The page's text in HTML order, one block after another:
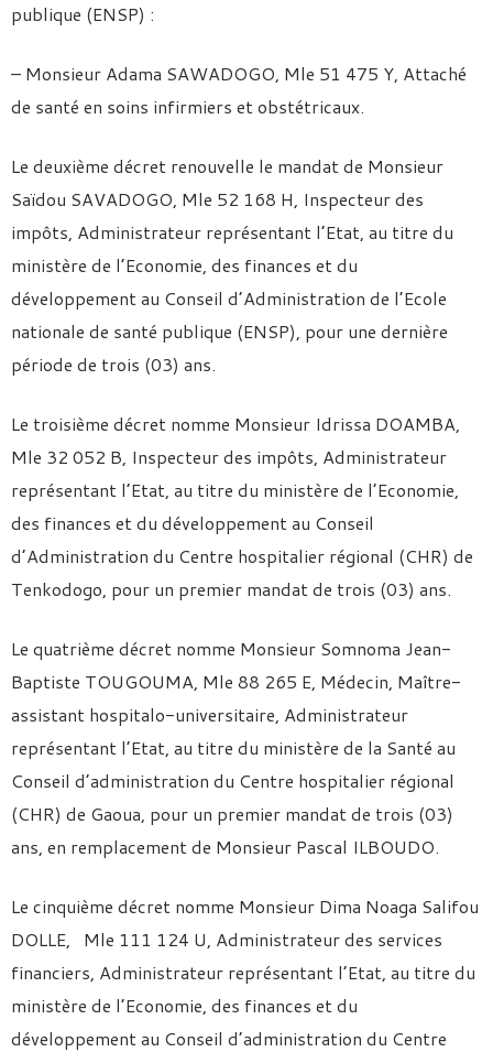
publique (ENSP) :
– Monsieur Adama SAWADOGO, Mle 51 475 Y, Attaché
de santé en soins infirmiers et obstétricaux.
Le deuxième décret renouvelle le mandat de Monsieur
Saïdou SAVADOGO, Mle 52 168 H, Inspecteur des
impôts, Administrateur représentant l’Etat, au titre du
ministère de l’Economie, des finances et du
développement au Conseil d’Administration de l’Ecole
nationale de santé publique (ENSP), pour une dernière
période de trois (03) ans.
Le troisième décret nomme Monsieur Idrissa DOAMBA,
Mle 32 052 B, Inspecteur des impôts, Administrateur
représentant l’Etat, au titre du ministère de l’Economie,
des finances et du développement au Conseil
d’Administration du Centre hospitalier régional (CHR) de
Tenkodogo, pour un premier mandat de trois (03) ans.
Le quatrième décret nomme Monsieur Somnoma Jean-
Baptiste TOUGOUMA, Mle 88 265 E, Médecin, Maître-
assistant hospitalo-universitaire, Administrateur
représentant l’Etat, au titre du ministère de la Santé au
Conseil d’administration du Centre hospitalier régional
(CHR) de Gaoua, pour un premier mandat de trois (03)
ans, en remplacement de Monsieur Pascal ILBOUDO.
Le cinquième décret nomme Monsieur Dima Noaga Salifou
DOLLE, Mle 111 124 U, Administrateur des services
financiers, Administrateur représentant l’Etat, au titre du
ministère de l’Economie, des finances et du
développement au Conseil d’administration du Centre